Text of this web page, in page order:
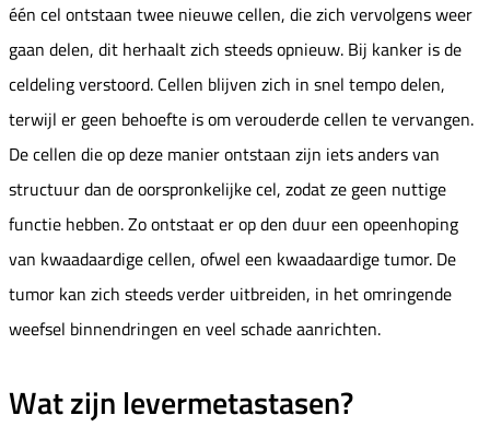
één cel ontstaan twee nieuwe cellen, die zich vervolgens weer
gaan delen, dit herhaalt zich steeds opnieuw. Bij kanker is de
celdeling verstoord. Cellen blijven zich in snel tempo delen,
terwijl er geen behoefte is om verouderde cellen te vervangen.
De cellen die op deze manier ontstaan zijn iets anders van
structuur dan de oorspronkelijke cel, zodat ze geen nuttige
functie hebben. Zo ontstaat er op den duur een opeenhoping
van kwaadaardige cellen, ofwel een kwaadaardige tumor. De
tumor kan zich steeds verder uitbreiden, in het omringende
weefsel binnendringen en veel schade aanrichten.
Wat zijn levermetastasen?